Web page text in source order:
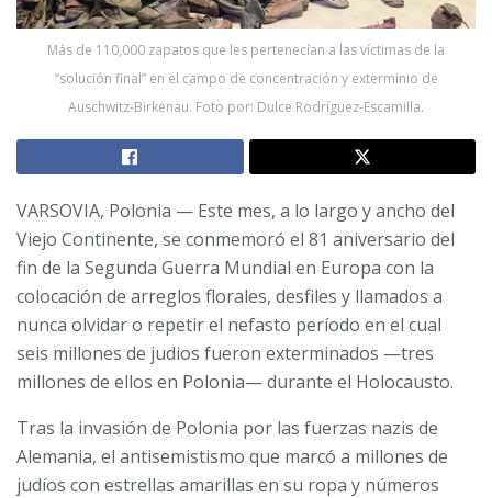
Más de 110,000 zapatos que les pertenecían a las víctimas de la
“solución final” en el campo de concentración y exterminio de
Auschwitz-Birkenau. Foto por: Dulce Rodríguez-Escamilla.
VARSOVIA, Polonia — Este mes, a lo largo y ancho del
Viejo Continente, se conmemoró el 81 aniversario del
fin de la Segunda Guerra Mundial en Europa con la
colocación de arreglos florales, desfiles y llamados a
nunca olvidar o repetir el nefasto período en el cual
seis millones de judios fueron exterminados —tres
millones de ellos en Polonia— durante el Holocausto.
Tras la invasión de Polonia por las fuerzas nazis de
Alemania, el antisemistismo que marcó a millones de
judíos con estrellas amarillas en su ropa y números